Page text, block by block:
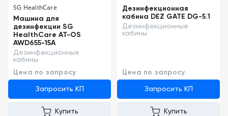
Цифровизация
медицинского
бизнеса
Обучение
Trade-
in
ключ
+7
(727)
310-
23-
41
KG KZ
SG HealthCare
Машина для
дезинфекции SG
HealthCare AT-OS
AWD655-15A
Дезинфекционные
кабины
Цена по запросу
Запросить КП
Купить
Дезинфекционная
кабина DEZ GATE DG-5.1
Дезинфекционные
кабины
Цена по запросу
Запросить КП
Купить